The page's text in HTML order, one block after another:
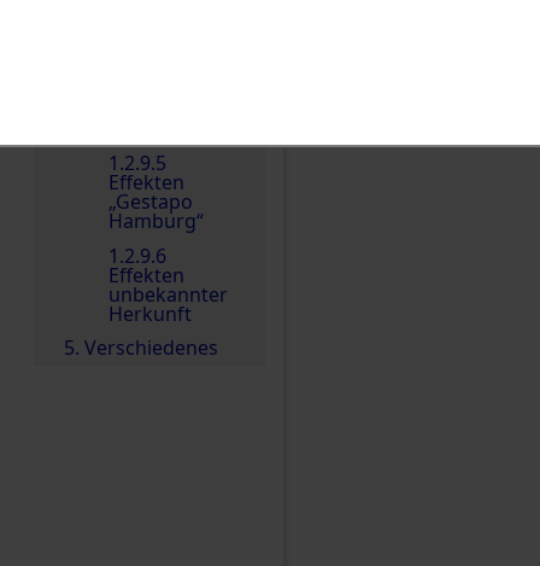
1.2.9.5
Effekten
„Gestapo
Hamburg“
1.2.9.6
Effekten
unbekannter
Herkunft
5. Verschiedenes